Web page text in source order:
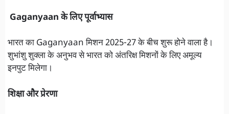
Gaganyaan के लिए पूर्वाभ्यास
भारत का Gaganyaan मिशन 2025-27 के बीच शुरू होने वाला है।
शुभांशु शुक्ला के अनुभव से भारत को अंतरिक्ष मिशनों के लिए अमूल्य
इनपुट मिलेगा।
शिक्षा और प्रेरणा